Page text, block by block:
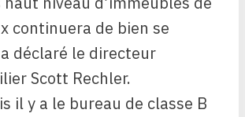
continuera de bien se
déclaré le directeur
Scott Rechler.
il y a le bureau de classe B